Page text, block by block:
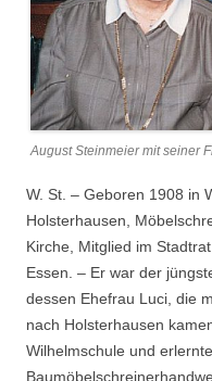
August Steinmeier mit seiner
W. St. – Geboren 1908 in
Holsterhausen,
Kirche, Mitglied im
Essen. – Er war der
dessen Ehefrau Luci, die
nach Holsterhausen
Wilhelmschule und